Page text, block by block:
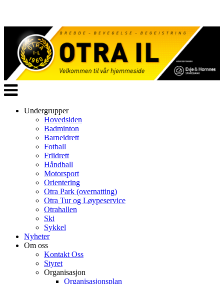
Veksle
navigasjon
Undergrupper
Hovedsiden
Badminton
Barneidrett
Fotball
Friidrett
Håndball
Motorsport
Orientering
Otra Park (overnatting)
Otra Tur og Løypeservice
Otrahallen
Ski
Sykkel
Nyheter
Om oss
Kontakt Oss
Styret
Organisasjon
Organisasjonsplan